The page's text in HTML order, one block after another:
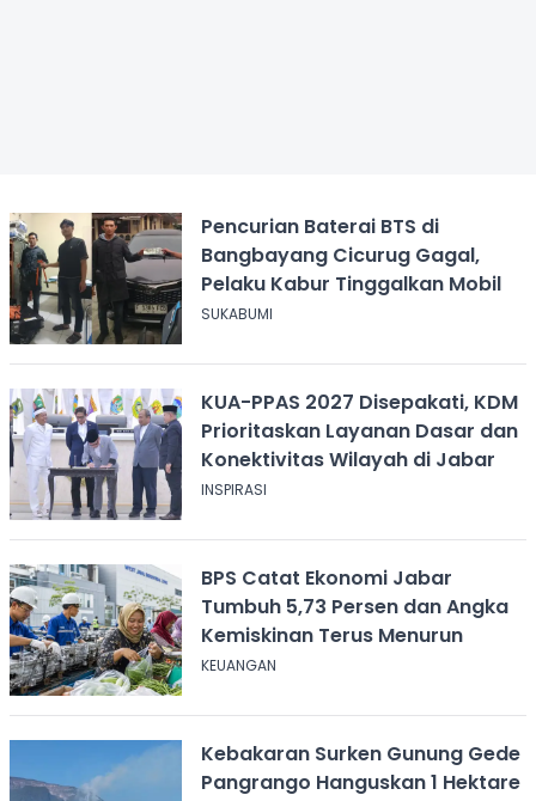
Pencurian Baterai BTS di
Bangbayang Cicurug Gagal,
Pelaku Kabur Tinggalkan Mobil
SUKABUMI
KUA-PPAS 2027 Disepakati, KDM
Prioritaskan Layanan Dasar dan
Konektivitas Wilayah di Jabar
INSPIRASI
BPS Catat Ekonomi Jabar
Tumbuh 5,73 Persen dan Angka
Kemiskinan Terus Menurun
KEUANGAN
Kebakaran Surken Gunung Gede
Pangrango Hanguskan 1 Hektare